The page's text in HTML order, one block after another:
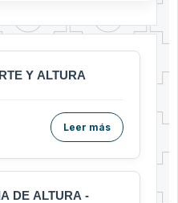
Y ALTURA
Leer más
DE ALTURA -